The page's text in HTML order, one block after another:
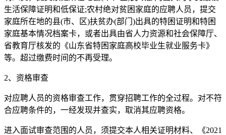
生活保障证明和低保证;农村绝对贫困家庭的应聘人员，提交
家庭所在地的县(市、区)扶贫办(部门)出具的特困证明和特困
家庭基本情况档案卡，或者出具由省人力资源和社会保障厅、
省教育厅核发的《山东省特困家庭高校毕业生就业服务卡》
等。超过缴费时间的不再受理。
2、资格审查
对应聘人员的资格审查工作，贯穿招聘工作的全过程。对不符
合应聘条件的，一经发现并查实，取消其应聘资格。
进入面试审查范围的人员，须提交本人相关证明材料、《2021